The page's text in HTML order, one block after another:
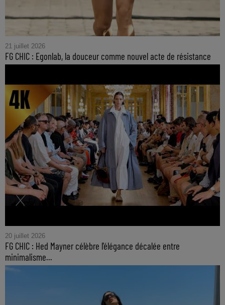
21 juillet 2026
FG CHIC : Egonlab, la douceur comme nouvel acte de résistance
20 juillet 2026
FG CHIC : Hed Mayner célèbre l'élégance décalée entre
minimalisme...